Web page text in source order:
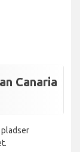
Canaria